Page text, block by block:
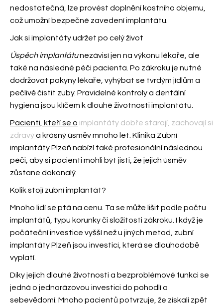
nedostatečná, lze provést doplnění kostního objemu,
což umožní bezpečné zavedení implantátu.
Jak si implantáty udržet po celý život
Úspěch implantátunezávisí jen na výkonu lékaře, ale
také na následné péči pacienta. Po zákroku je nutné
dodržovat pokyny lékaře, vyhýbat se tvrdým jídlům a
pečlivě čistit zuby. Pravidelné kontroly a dentální
hygiena jsou klíčem k dlouhé životnosti implantátu.
Pacienti, kteří se o implantáty dobře starají, zachovají si
zdravýa krásný úsměv mnoho let. Klinika Zubní
implantáty Plzeň nabízí také profesionální následnou
péči, aby si pacienti mohli být jisti, že jejich úsměv
zůstane dokonalý.
Kolik stojí zubní implantát?
Mnoho lidí se ptá na cenu. Ta se může lišit podle počtu
implantátů, typu korunky či složitosti zákroku. I když je
počáteční investice vyšší než u jiných metod, zubní
implantáty Plzeň jsou investicí, která se dlouhodobě
vyplatí.
Díky jejich dlouhé životnosti a bezproblémové funkci se
jedná o jednorázovou investici do pohodlí a
sebevědomí. Mnoho pacientů potvrzuje, že získali zpět